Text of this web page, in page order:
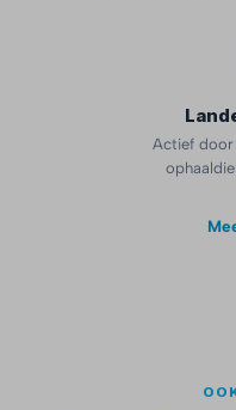
Actief door